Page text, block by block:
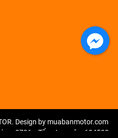
Design by muabanmotor.com
8726 Tổng truy cập: 684583